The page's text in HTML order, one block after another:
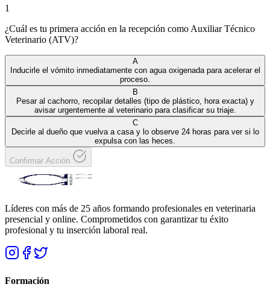
1
¿Cuál es tu primera acción en la recepción como Auxiliar Técnico
Veterinario (ATV)?
A
Inducirle el vómito inmediatamente con agua oxigenada para acelerar el
proceso.
B
Pesar al cachorro, recopilar detalles (tipo de plástico, hora exacta) y
avisar urgentemente al veterinario para clasificar su triaje.
C
Decirle al dueño que vuelva a casa y lo observe 24 horas para ver si lo
expulsa con las heces.
Confirmar Acción
Líderes con más de 25 años formando profesionales en veterinaria
presencial y online. Comprometidos con garantizar tu éxito
profesional y tu inserción laboral real.
Formación